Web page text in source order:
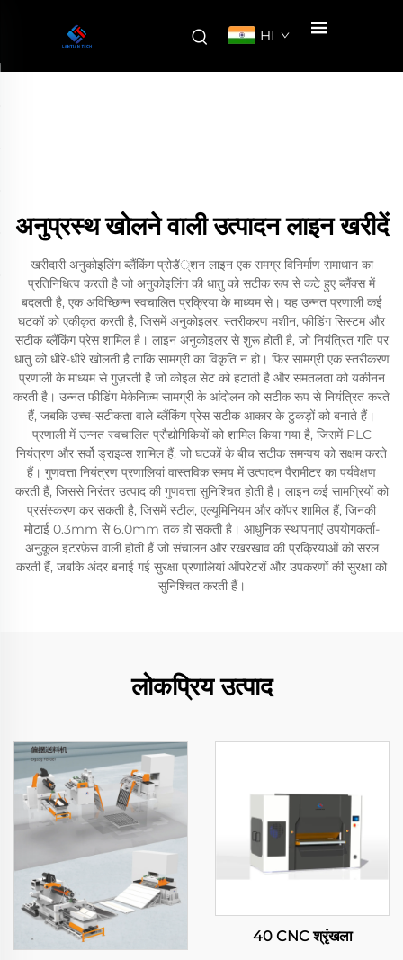
HI
अनुप्रस्थ खोलने वाली उत्पादन लाइन खरीदें
खरीदारी अनुकोइलिंग ब्लैंकिंग प्रोडั्शन लाइन एक समग्र विनिर्माण समाधान का
प्रतिनिधित्व करती है जो अनुकोइलिंग की धातु को सटीक रूप से कटे हुए ब्लैंक्स में
बदलती है, एक अविच्छिन्न स्वचालित प्रक्रिया के माध्यम से। यह उन्नत प्रणाली कई
घटकों को एकीकृत करती है, जिसमें अनुकोइलर, स्तरीकरण मशीन, फीडिंग सिस्टम और
सटीक ब्लैंकिंग प्रेस शामिल है। लाइन अनुकोइलर से शुरू होती है, जो नियंत्रित गति पर
धातु को धीरे-धीरे खोलती है ताकि सामग्री का विकृति न हो। फिर सामग्री एक स्तरीकरण
प्रणाली के माध्यम से गुज़रती है जो कोइल सेट को हटाती है और समतलता को यकीनन
करती है। उन्नत फीडिंग मेकेनिज़्म सामग्री के आंदोलन को सटीक रूप से नियंत्रित करते
हैं, जबकि उच्च-सटीकता वाले ब्लैंकिंग प्रेस सटीक आकार के टुकड़ों को बनाते हैं।
प्रणाली में उन्नत स्वचालित प्रौद्योगिकियों को शामिल किया गया है, जिसमें PLC
नियंत्रण और सर्वो ड्राइव्स शामिल हैं, जो घटकों के बीच सटीक समन्वय को सक्षम करते
हैं। गुणवत्ता नियंत्रण प्रणालियां वास्तविक समय में उत्पादन पैरामीटर का पर्यवेक्षण
करती हैं, जिससे निरंतर उत्पाद की गुणवत्ता सुनिश्चित होती है। लाइन कई सामग्रियों को
प्रसंस्करण कर सकती है, जिसमें स्टील, एल्यूमिनियम और कॉपर शामिल हैं, जिनकी
मोटाई 0.3mm से 6.0mm तक हो सकती है। आधुनिक स्थापनाएं उपयोगकर्ता-
अनुकूल इंटरफ़ेस वाली होती हैं जो संचालन और रखरखाव की प्रक्रियाओं को सरल
करती हैं, जबकि अंदर बनाई गई सुरक्षा प्रणालियां ऑपरेटरों और उपकरणों की सुरक्षा को
सुनिश्चित करती हैं।
लोकप्रिय उत्पाद
40 CNC श्रृंखला